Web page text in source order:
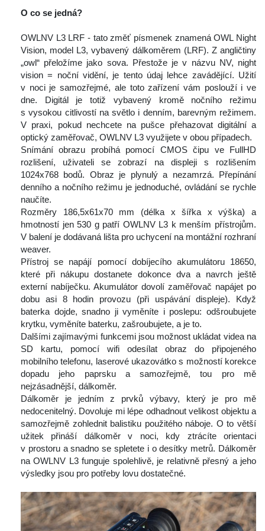
O co se jedná?
OWLNV L3 LRF - tato změť písmenek znamená OWL Night
Vision, model L3, vybavený dálkoměrem (LRF). Z angličtiny
„owl“ přeložíme jako sova. Přestože je v názvu NV, night
vision = noční vidění, je tento údaj lehce zavádějící. Užití
v noci je samozřejmé, ale toto zařízení vám poslouží i ve
dne. Digitál je totiž vybavený kromě nočního režimu
vysokou citlivostí na světlo i denním, barevným režimem.
V praxi, pokud nechcete na pušce přehazovat digitální a
optický zaměřovač, OWLNV L3 využijete v obou případech.
Snímání obrazu probíhá pomocí CMOS čipu ve FullHD
rozlišení, uživateli se zobrazí na displeji s rozlišením
1024x768 bodů. Obraz je plynulý a nezamrzá. Přepínání
denního a nočního režimu je jednoduché, ovládání se rychle
naučíte.
Rozměry 186,5x61x70 mm (délka x šířka x výška) a
hmotností jen 530 g patří OWLNV L3 k menším přístrojům.
V balení je dodávaná lišta pro uchycení na montážní rozhraní
weaver.
Přístroj se napájí pomocí dobíjecího akumulátoru 18650,
které při nákupu dostanete dokonce dva a navrch ještě
externí nabíječku. Akumulátor dovolí zaměřovač napájet po
dobu asi 8 hodin provozu (při uspávání displeje). Když
baterka dojde, snadno ji vyměníte i poslepu: odšroubujete
krytku, vyměníte baterku, zašroubujete, a je to.
Dalšími zajímavými funkcemi jsou možnost ukládat videa na
SD kartu, pomocí wifi odesílat obraz do připojeného
mobilního telefonu, laserové ukazovátko s možností korekce
dopadu jeho paprsku a samozřejmě, tou pro mě
nejzásadnější, dálkoměr.
Dálkoměr je jedním z prvků výbavy, který je pro mě
nedocenitelný. Dovoluje mi lépe odhadnout velikost objektu a
amozřejmě zohlednit balistiku použitého náboje. O to větší
užitek přináší dálkoměr v noci, kdy ztrácíte orientaci
v prostoru a snadno se spletete i o desítky metrů. Dálkoměr
na OWLNV L3 funguje spolehlivě, je relativně přesný a jeho
výsledky jsou pro potřeby lovu dostatečné.